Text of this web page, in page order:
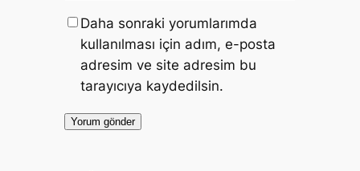
Daha sonraki yorumlarımda
kullanılması için adım, e-posta
adresim ve site adresim bu
tarayıcıya kaydedilsin.